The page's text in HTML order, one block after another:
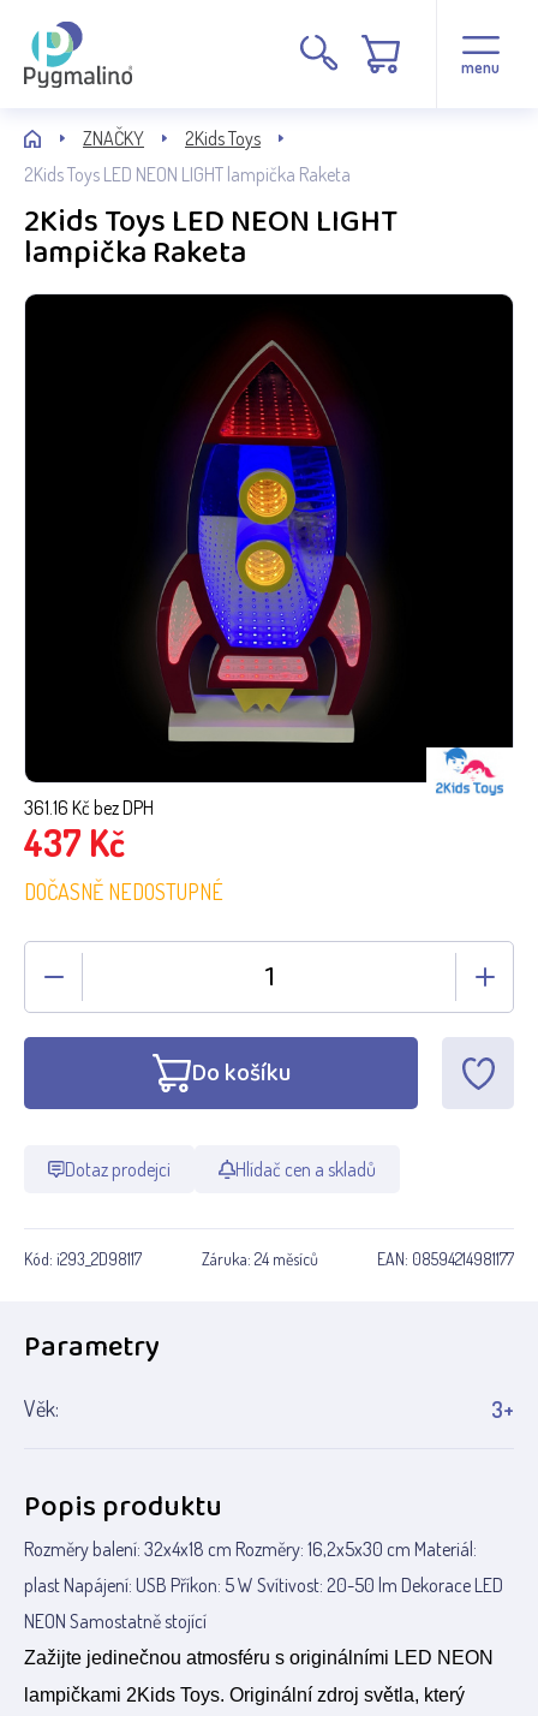
menu
ZNAČKY
2Kids Toys
2Kids Toys LED NEON LIGHT lampička Raketa
2Kids Toys LED NEON LIGHT
lampička Raketa
361.16 Kč bez DPH
437 Kč
DOČASNĚ NEDOSTUPNÉ
Do košíku
Dotaz prodejci Hlídač cen a skladů
Kód: i293_2D98117 Záruka: 24 měsíců EAN: 08594214981177
Popis produktu
Rozměry balení: 32x4x18 cm Rozměry: 16,2x5x30 cm Materiál:
plast Napájení: USB Příkon: 5 W Svítivost: 20-50 lm Dekorace LED
NEON Samostatně stojící
Zažijte jedinečnou atmosféru s originálními LED NEON
lampičkami 2Kids Toys. Originální zdroj světla, který
Parametry
Věk: 3+